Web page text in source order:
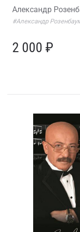
Александр
#Александр
2 000 ₽